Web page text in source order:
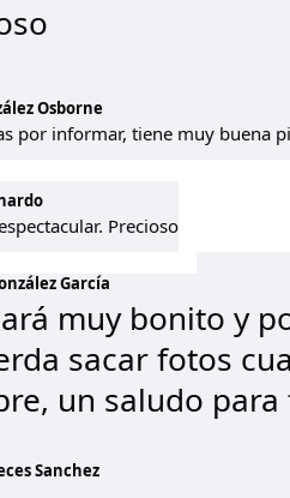
Osborne
por informar, tiene muy buena
Precioso
García
muy bonito y
sacar fotos
un saludo
Sanchez